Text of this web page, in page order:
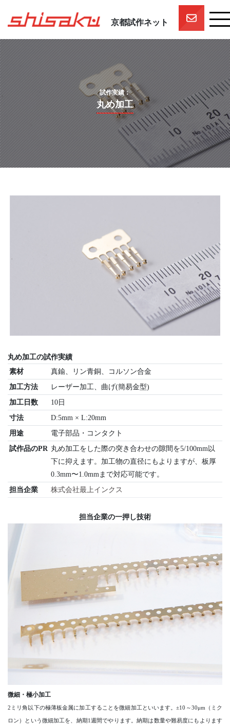
京都試作ネット
京都試作ネットとは
京都試作ネットの技術要素
試作実績
一押しスタッフ
プロジェクト
参画企業一覧
団体概要
試作実績：
丸め加工
丸め加工の試作実績
素材
真鍮、リン青銅、コルソン合金
加工方法
レーザー加工、曲げ(簡易金型)
加工日数
10日
寸法
D:5mm × L:20mm
用途
電子部品・コンタクト
試作品のPR 丸め加工をした際の突き合わせの隙間を5/100mm以
下に抑えます。加工物の直径にもよりますが、板厚
0.3mm〜1.0mmまで対応可能です。
担当企業
株式会社最上インクス
担当企業の一押し技術
微細・極小加工
2ミリ角以下の極薄板金属に加工することを微細加工といいます。±10～30μm（ミク
ロン）という微細加工を、納期1週間でやります。納期は数量や難易度にもよります